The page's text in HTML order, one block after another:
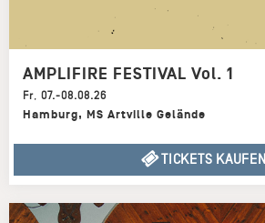
AMPLIFIRE FESTIVAL Vol. 1
Fr, 07.-08.08.26
Hamburg, MS Artville Gelände
TICKETS KAUFEN